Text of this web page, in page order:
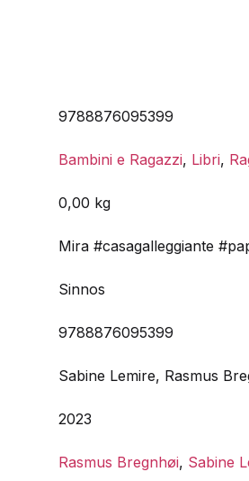
9788876095399
Bambini e Ragazzi, Libri,
0,00 kg
Mira #casagalleggiante
Sinnos
9788876095399
Sabine Lemire, Rasmus
2023
Rasmus Bregnhøi, Sabine